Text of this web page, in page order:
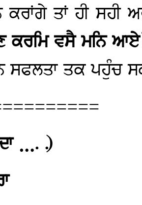
ਤਾਂ ਹੀ ਸਹੀ
ਕਰਮਿ ਵਸੈ ਮਨਿ
ਸਫਲਤਾ ਤਕ ਪਹੁੰਚ
…. .)